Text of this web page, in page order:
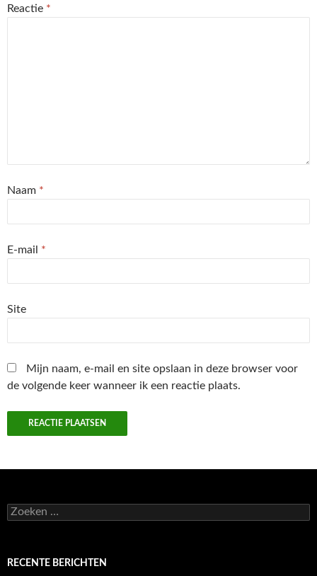
Reactie *
Naam *
E-mail *
Site
Mijn naam, e-mail en site opslaan in deze browser voor
de volgende keer wanneer ik een reactie plaats.
Zoeken
naar:
RECENTE BERICHTEN